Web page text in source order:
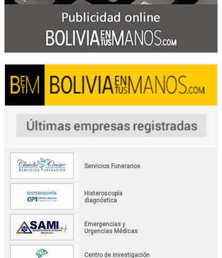
Servicios Funerarios
Histeroscopía
diagnóstica
Emergencias y
Urgencias Médicas
Centro de investigación